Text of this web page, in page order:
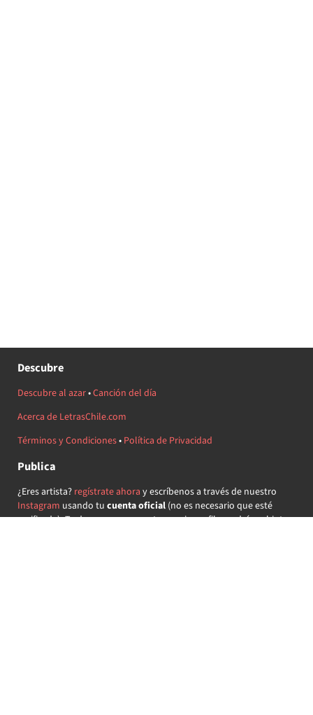
Descubre
Descubre al azar•Canción del día
Acerca de LetrasChile.com
Términos y Condiciones• Política de Privacidad
Publica
¿Eres artista? regístrate ahora y escríbenos a través de nuestro
Instagram usando tu cuenta oficial(no es necesario que esté
verificada) ¡Te daremos acceso a tu propio perfil y podrás subir tus